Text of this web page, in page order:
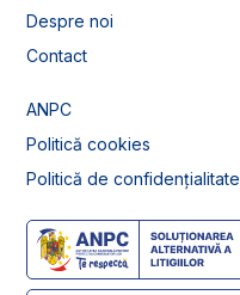
Despre noi
Contact
ANPC
Politică cookies
Politică de confidențialitate